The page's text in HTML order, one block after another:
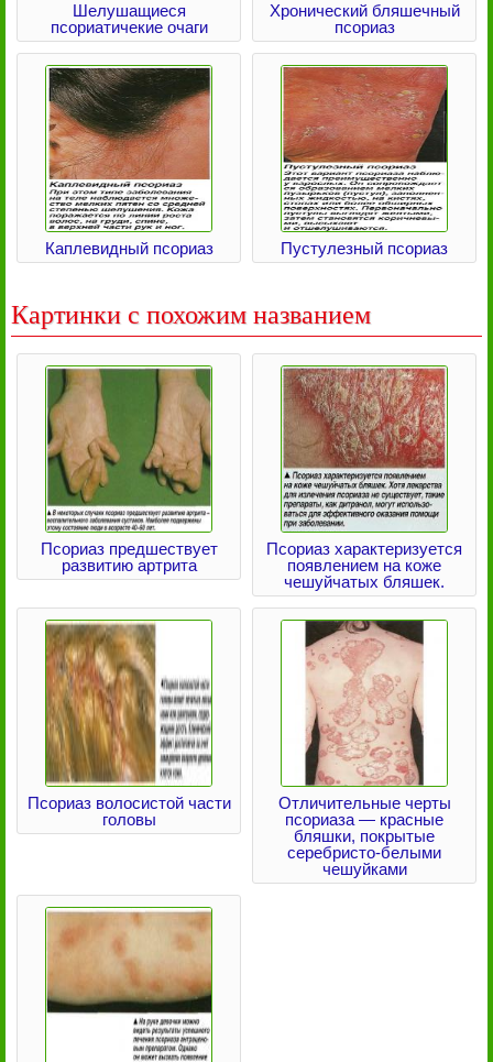
Шелушащиеся
псориатичекие очаги
Хронический бляшечный
псориаз
Каплевидный псориаз Пустулезный псориаз
Картинки с похожим названием
Псориаз предшествует
развитию артрита
Псориаз характеризуется
появлением на коже
чешуйчатых бляшек.
Псориаз волосистой части
головы
Отличительные черты
псориаза — красные
бляшки, покрытые
серебристо-белыми
чешуйками